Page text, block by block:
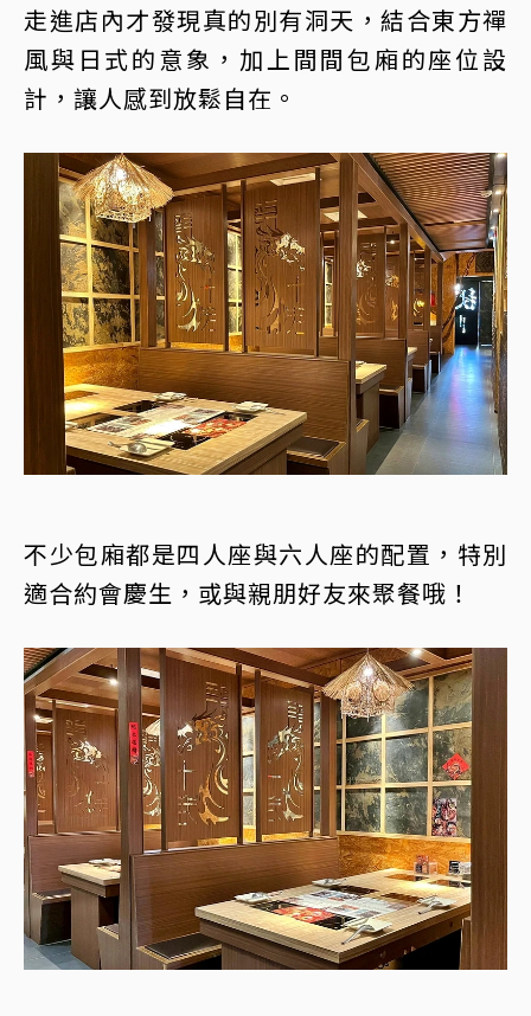
走進店內才發現真的別有洞天，結合東方禪
風與日式的意象，加上間間包廂的座位設
計，讓人感到放鬆自在。
不少包廂都是四人座與六人座的配置，特別
適合約會慶生，或與親朋好友來聚餐哦！